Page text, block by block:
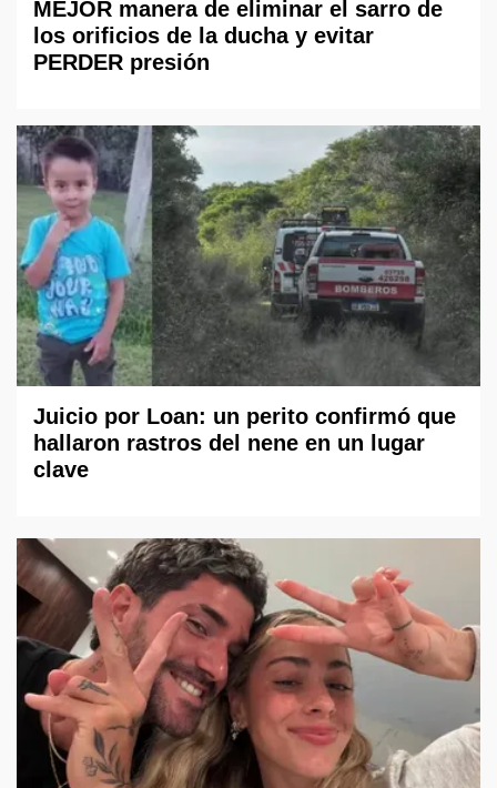
MEJOR manera de eliminar el sarro de
los orificios de la ducha y evitar
PERDER presión
Juicio por Loan: un perito confirmó que
hallaron rastros del nene en un lugar
clave